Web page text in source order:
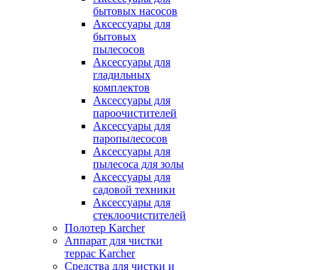
бытовых насосов
Аксессуары для
бытовых
пылесосов
Аксессуары для
гладильных
комплектов
Аксессуары для
пароочистителей
Аксессуары для
паропылесосов
Аксессуары для
пылесоса для золы
Аксессуары для
садовой техники
Аксессуары для
стеклоочистителей
Полотер Karcher
Аппарат для чистки
террас Karcher
Средства для чистки и